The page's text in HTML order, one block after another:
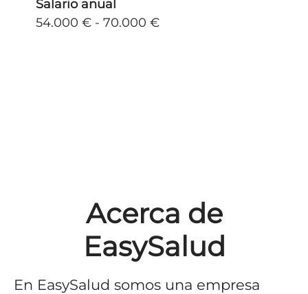
Salario anual
54.000 € - 70.000 €
Acerca de
EasySalud
En EasySalud somos una empresa